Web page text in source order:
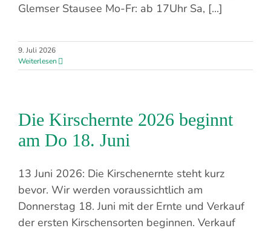
Glemser Stausee Mo-Fr: ab 17Uhr Sa, [...]
9. Juli 2026
Weiterlesen
Die Kirschernte 2026 beginnt
am Do 18. Juni
13 Juni 2026: Die Kirschenernte steht kurz
bevor. Wir werden voraussichtlich am
Donnerstag 18. Juni mit der Ernte und Verkauf
der ersten Kirschensorten beginnen. Verkauf